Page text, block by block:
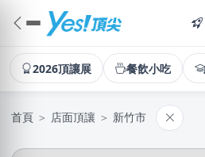
2026頂讓展 餐飲小吃
首頁 ＞ 店面頂讓 ＞ 新竹市